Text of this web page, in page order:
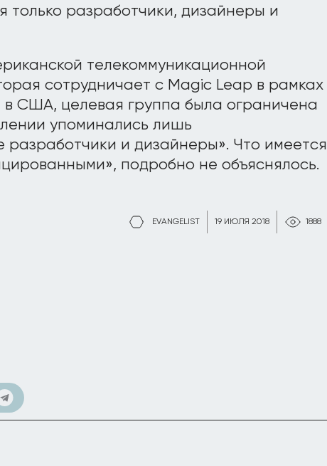
EVANGELIST 19 ИЮЛЯ 2018 1888
только разработчики, дизайнеры и
телекоммуникационной
сотрудничает с Magic Leap в рамках
США, целевая группа была ограничена
упоминались лишь
и дизайнеры». Что имеется
подробно не объяснялось.